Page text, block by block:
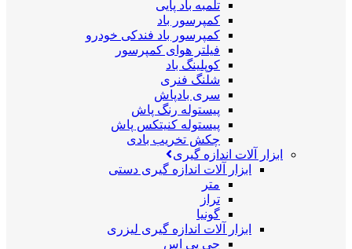
تلمبه باد پایی
کمپرسور باد
کمپرسور باد فندکی خودرو
فیلتر هوای کمپرسور
کوپلینگ باد
شلنگ فنری
سری بادپاش
پیستوله رنگ پاش
پیستوله کنیتکس پاش
چکش تخریب بادی
ابزار آلات اندازه گیری
ابزار آلات اندازه گیری دستی
متر
تراز
گونیا
ابزار آلات اندازه گیری لیزری
جی پی اس